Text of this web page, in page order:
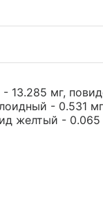
13.285 мг,
- 0.531
желтый - 0.065